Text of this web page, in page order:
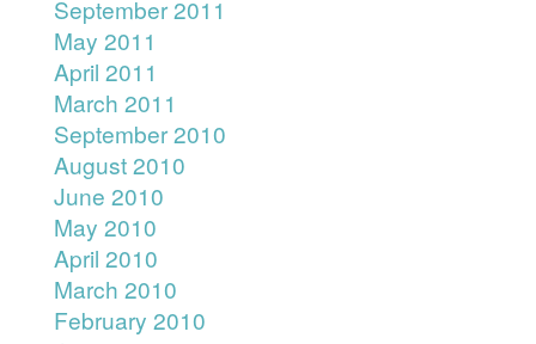
September 2011
May 2011
April 2011
March 2011
September 2010
August 2010
June 2010
May 2010
April 2010
March 2010
February 2010